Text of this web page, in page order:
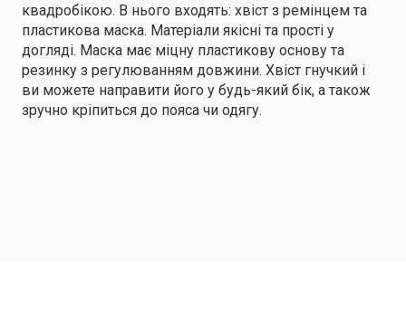
квадробікою. В нього входять: хвіст з ремінцем та
пластикова маска. Матеріали якісні та прості у
догляді. Маска має міцну пластикову основу та
резинку з регулюванням довжини. Хвіст гнучкий і
ви можете направити його у будь-який бік, а також
зручно кріпиться до пояса чи одягу.